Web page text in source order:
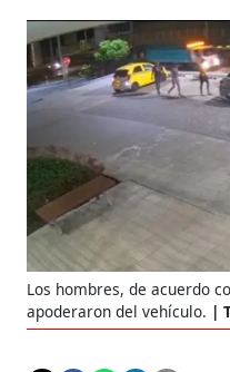
Los hombres, de acuerdo
apoderaron del vehículo.